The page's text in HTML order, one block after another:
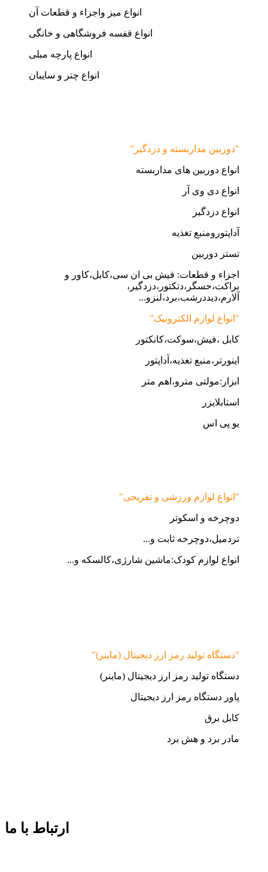
انواع میز واجزاء و قطعات آن
انواع قفسه فروشگاهی و خانگی
انواع پارچه مبلی
انواع چتر و سایبان
"دوربین مداربسته و دزدگیر"
انواع دوربین های مداربسته
انواع دی وی آر
انواع دزدگیر
آداپتورومنبع تغذیه
تستر دوربین
اجزاء و قطعات: فیش بی ان سی،کابل،کاور و
براکت،حسگر،دتکتور،دزدگیر،
آلارم،دیددرشب،برد،لنزو...
"انواع لوازم الکترونیک"
کابل ،فیش،سوکت،کانکتور
اینورتر،منبع تغذیه،آداپتور
ابزار:مولتی مترو،اهم متر
استابلایزر
یو پی اس
"انواع لوازم ورزشی و تفریحی"
دوچرخه و اسکوتر
تردمیل،دوچرخه ثابت و...
انواع لوازم کودک:ماشین شارژی،کالسکه و...
"دستگاه تولید رمز ارز دیجیتال (ماینر)"
دستگاه تولید رمز ارز دیجیتال (ماینر)
پاور دستگاه رمز ارز دیجیتال
کابل برق
مادر برد و هش برد
ارتباط با ما